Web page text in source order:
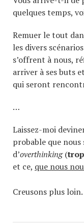
quelques temps,
Remuer le tout
les divers
s’offrent à nous,
arriver à ses buts
qui seront
…
Laissez-moi
probable que
d’overthinking(
et ce, que nous
Creusons plus loin.